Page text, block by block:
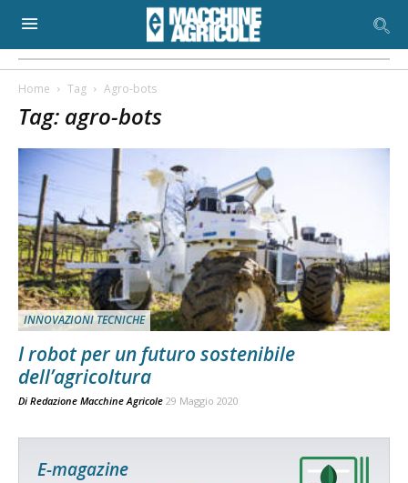
Home Tag Agro-bots
Tag: agro-bots
INNOVAZIONI TECNICHE
I robot per un futuro sostenibile
dell’agricoltura
Di Redazione Macchine Agricole 29 Maggio 2020
E-magazine